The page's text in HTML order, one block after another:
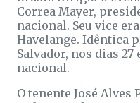
Correa Mayer,
nacional. Seu vice
Havelange. Idêntica
Salvador, nos dias 27
nacional.
O tenente José Alves